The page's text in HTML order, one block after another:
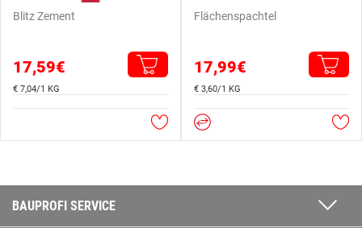
Blitz Zement
17,59€
€ 7,04/1 KG
Flächenspachtel
17,99€
€ 3,60/1 KG
BAUPROFI SERVICE